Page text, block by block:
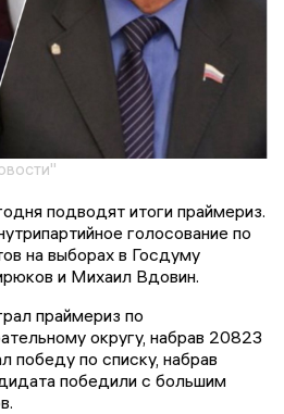
подводят итоги праймериз.
голосование по
на выборах в Госдуму
и Михаил Вдовин.
праймериз по
округу, набрав 20823
победу по списку, набрав
победили с большим